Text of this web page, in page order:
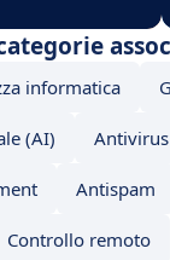
informatica
(AI) Antivirus
Antispam
Controllo remoto